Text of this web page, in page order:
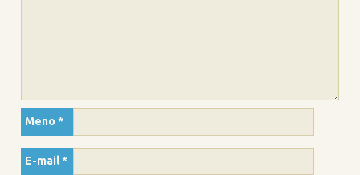
Meno *
E-mail*